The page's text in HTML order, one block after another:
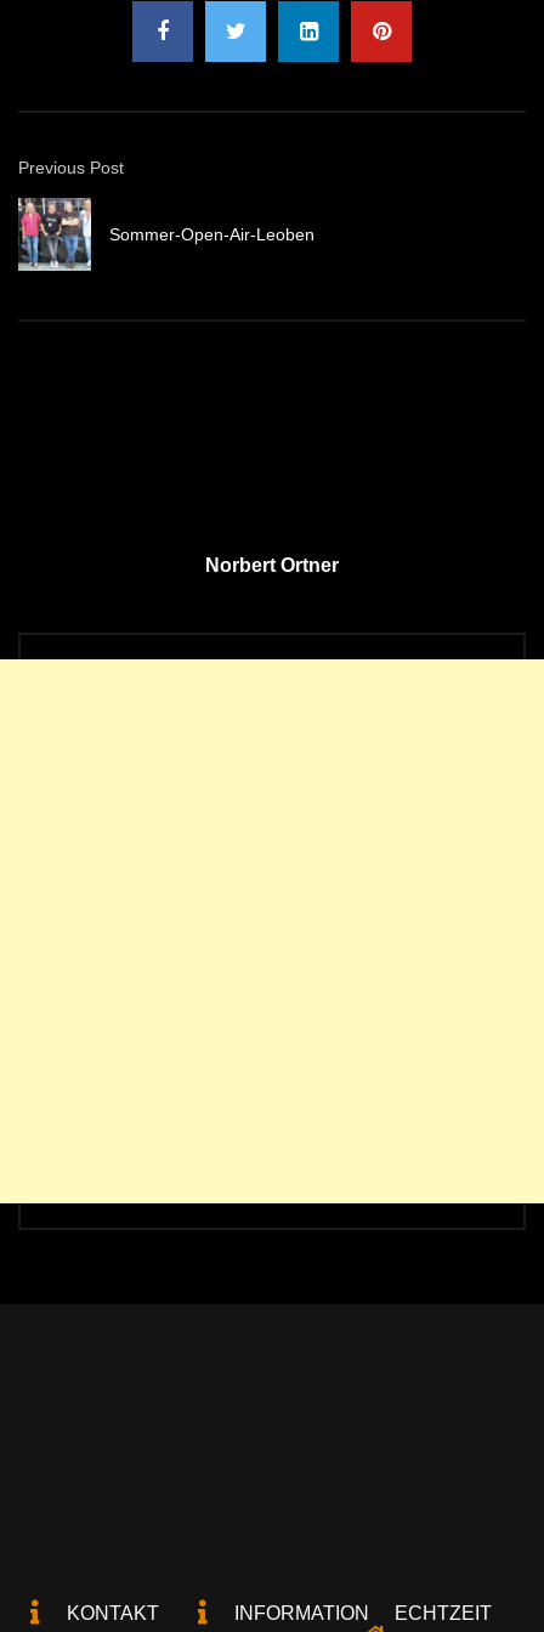
Previous Post
Sommer-Open-Air-Leoben
Norbert Ortner
KONTAKT INFORMATION ECHTZEIT